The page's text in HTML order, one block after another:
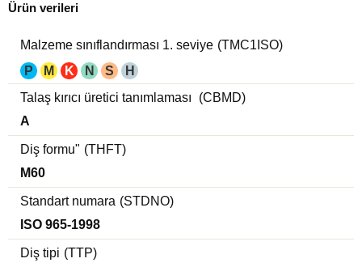
Ürün verileri
Malzeme sınıflandırması 1. seviye (TMC1ISO)
P
M K N S
H
Talaş kırıcı üretici tanımlaması
(CBMD)
A
Diş formu" (THFT)
M60
Standart numara (STDNO)
ISO 965-1998
Diş tipi (TTP)